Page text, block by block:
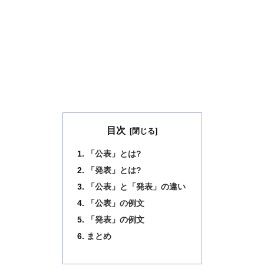
目次
「公表」とは?
「発表」とは?
「公表」と「発表」の違い
「公表」の例文
「発表」の例文
まとめ